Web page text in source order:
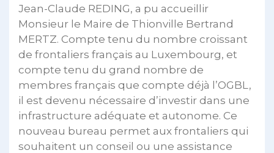
Jean-Claude REDING, a pu accueillir
Monsieur le Maire de Thionville Bertrand
MERTZ. Compte tenu du nombre croissant
de frontaliers français au Luxembourg, et
compte tenu du grand nombre de
membres français que compte déjà l’OGBL,
il est devenu nécessaire d’investir dans une
infrastructure adéquate et autonome. Ce
nouveau bureau permet aux frontaliers qui
souhaitent un conseil ou une assistance